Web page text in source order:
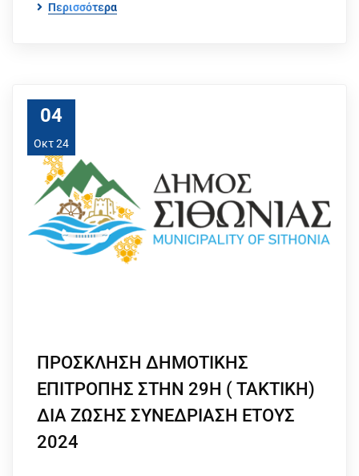
Περισσότερα
04
Οκτ 24
ΠΡΟΣΚΛΗΣΗ ΔΗΜΟΤΙΚΗΣ
ΕΠΙΤΡΟΠΗΣ ΣΤΗΝ 29Η ( ΤΑΚΤΙΚΗ)
ΔΙΑ ΖΩΣΗΣ ΣΥΝΕΔΡΙΑΣΗ ΕΤΟΥΣ
2024